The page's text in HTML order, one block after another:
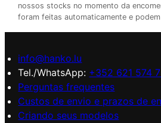
nossos stocks no momento da
foram feitas automaticamente e
info@hanko.lu
Tel./WhatsApp: +352 621 574
Perguntas frequentes
Custos de envio e prazos de
Criando seus modelos